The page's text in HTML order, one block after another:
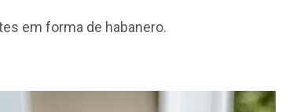
em forma de habanero.